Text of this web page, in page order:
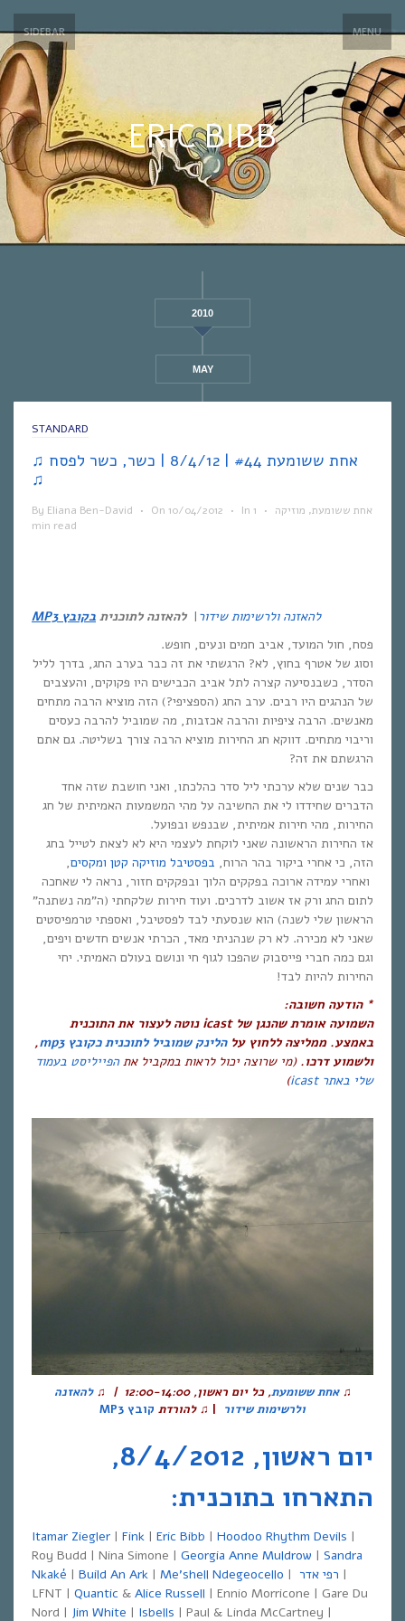
SIDEBAR MENU
ERIC BIBB
2010
MAY
STANDARD
♫ אחת ששומעת #44 | 8/4/12 | כשר, כשר לפסח
♫
By Eliana Ben-David • On 10/04/2012 • In אחת ששומעת, מוזיקה •
1
min read
להאזנה ולרשימות שידור |להאזנה לתוכנית בקובץ MP3
פסח, חול המועד, אביב חמים ונעים, חופש.
וסוג של אטרף בחוץ, לא? הרגשתי את זה כבר בערב החג, בדרך לליל
הסדר, כשבנסיעה קצרה לתל אביב הכבישים היו פקוקים, והעצבים
של הנהגים היו רבים. ערב החג (הספציפי?) הזה מוציא הרבה מתחים
מאנשים. הרבה ציפיות והרבה אכזבות, מה שמוביל להרבה כעסים
וריבוי מתחים. דווקא חג החירות מוציא הרבה צורך בשליטה. גם אתם
הרגשתם את זה?
כבר שנים שלא ערכתי ליל סדר כהלכתו, ואני חושבת שזה אחד
הדברים שחידדו לי את החשיבה על מהי המשמעות האמיתית של חג
החירות, מהי חירות אמיתית, שבנפש ובפועל.
אז החירות הראשונה שאני לוקחת לעצמי היא לא לצאת לטייל בחג
הזה, כי אחרי ביקור בהר הרוח, בפסטיבל מוזיקה קטן ומקסים,
ואחרי עמידה ארוכה בפקקים הלוך ובפקקים חזור, נראה לי שאחכה
לתום החג ורק אז אשוב לדרכים. ועוד חירות שלקחתי (ה”מה נשתנה”
הראשון שלי לשנה) הוא שנסעתי לבד לפסטיבל, ואספתי טרמפיסטים
שאני לא מכירה. לא רק שנהניתי מאד, הכרתי אנשים חדשים ויפים,
וגם כמה חברי פייסבוק שהפכו לגוף חי ונושם בעולם האמיתי. יחי
החירות להיות לבד!
* הודעה חשובה:
השמועה אומרת שהנגן שלicast נוטה לעצור את התוכנית
באמצע. ממליצה ללחוץ עלהלינק שמוביל לתוכנית כקובץmp3
,
ולשמוע דרכו.(מי שרוצה יכול לראות במקביל אתהפייליסט בעמוד
שלי באתרicast
)
♫אחת ששומעת,כל יום ראשון, 12:00-14:00 |
♫ להאזנה
ולרשימות שידור
|
♫ להורדת קובץ MP3
יום ראשון, 8/4/2012,
התארחו בתוכנית:
Itamar Ziegler | Fink | Eric Bibb | Hoodoo Rhythm Devils |
Roy Budd | Nina Simone | Georgia Anne Muldrow | Sandra
Nkaké | Build An Ark | Me’shell Ndegeocello | רפי אדר |
LFNT | Quantic & Alice Russell | Ennio Morricone | Gare Du
Nord | Jim White | Isbells | Paul & Linda McCartney |